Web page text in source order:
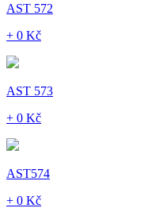
AST 572
+ 0 Kč
AST 573
+ 0 Kč
AST574
+ 0 Kč